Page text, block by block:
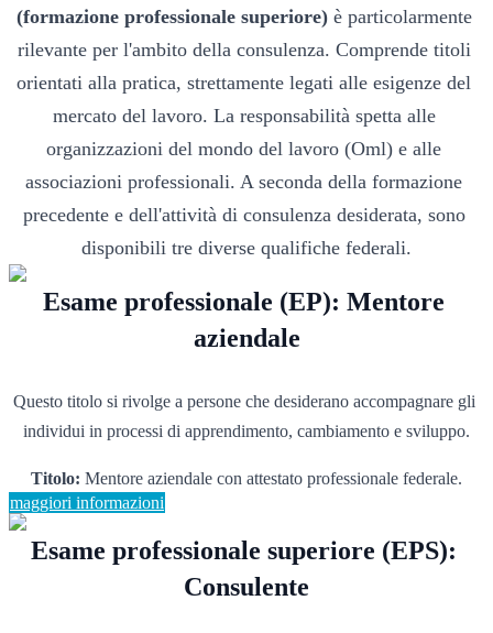
(formazione professionale superiore) è particolarmente
rilevante per l'ambito della consulenza. Comprende titoli
orientati alla pratica, strettamente legati alle esigenze del
mercato del lavoro. La responsabilità spetta alle
organizzazioni del mondo del lavoro (Oml) e alle
associazioni professionali. A seconda della formazione
precedente e dell'attività di consulenza desiderata, sono
disponibili tre diverse qualifiche federali.
Esame professionale (EP): Mentore
aziendale
Questo titolo si rivolge a persone che desiderano accompagnare gli
individui in processi di apprendimento, cambiamento e sviluppo.
Titolo: Mentore aziendale con attestato professionale federale.
maggiori informazioni
Esame professionale superiore (EPS):
Consulente